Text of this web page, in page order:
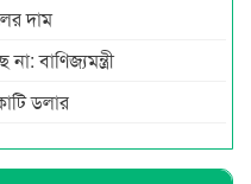
দাম
বাণিজ্যমন্ত্রী
ডলার